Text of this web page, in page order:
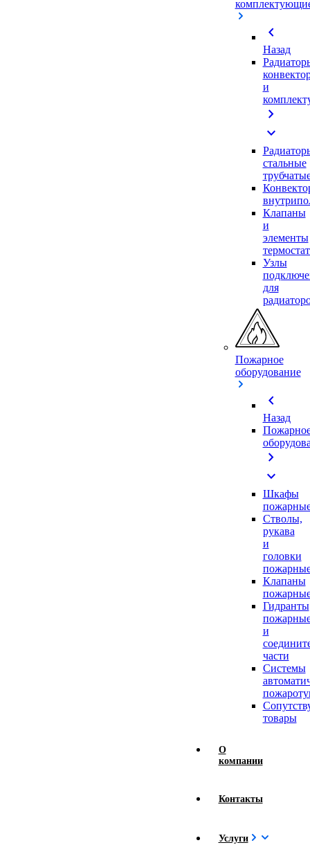
chevron_left
Назад
и
chevron_right
expand_more
стальные
Клапаны
и
элементы
Узлы
для
Пожарное
оборудование
chevron_left
Назад
chevron_right
expand_more
Шкафы
Стволы,
рукава
и
головки
Клапаны
Гидранты
и
части
Системы
товары
О
компании
Контакты
Услуги